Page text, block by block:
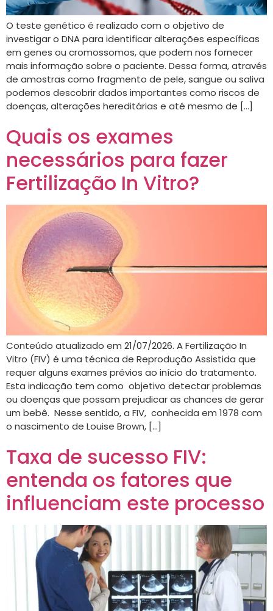
O teste genético é realizado com o objetivo de
investigar o DNA para identificar alterações específicas
em genes ou cromossomos, que podem nos fornecer
mais informação sobre o paciente. Dessa forma, através
de amostras como fragmento de pele, sangue ou saliva
podemos descobrir dados importantes como riscos de
doenças, alterações hereditárias e até mesmo de […]
Quais os exames
necessários para fazer
Fertilização In Vitro?
Conteúdo atualizado em 21/07/2026. A Fertilização In
Vitro (FIV) é uma técnica de Reprodução Assistida que
requer alguns exames prévios ao início do tratamento.
Esta indicação tem como objetivo detectar problemas
ou doenças que possam prejudicar as chances de gerar
um bebê. Nesse sentido, a FIV, conhecida em 1978 com
o nascimento de Louise Brown, […]
Taxa de sucesso FIV:
entenda os fatores que
influenciam este processo